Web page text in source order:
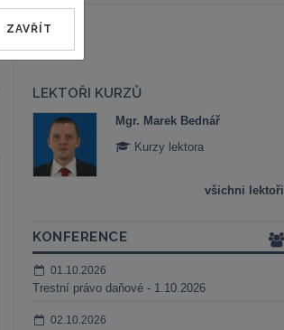
LEKTOŘI KURZŮ
Mgr. Marek Bednář
Kurzy lektora
všichni lektoři
KONFERENCE
01.10.2026
Trestní právo daňové - 1.10.2026
02.10.2026
ZAVŘÍT